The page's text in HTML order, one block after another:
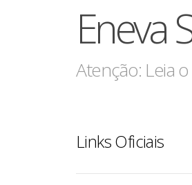
Eneva
Atenção: Leia
Links Oficiais